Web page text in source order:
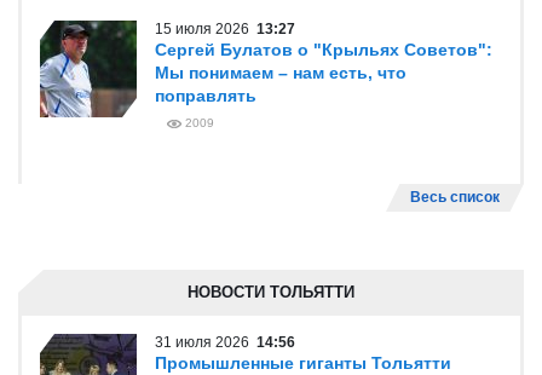
15 июля 2026 13:27
Сергей Булатов о "Крыльях Советов":
Мы понимаем – нам есть, что
поправлять
2009
Весь список
НОВОСТИ ТОЛЬЯТТИ
31 июля 2026 14:56
Промышленные гиганты Тольятти